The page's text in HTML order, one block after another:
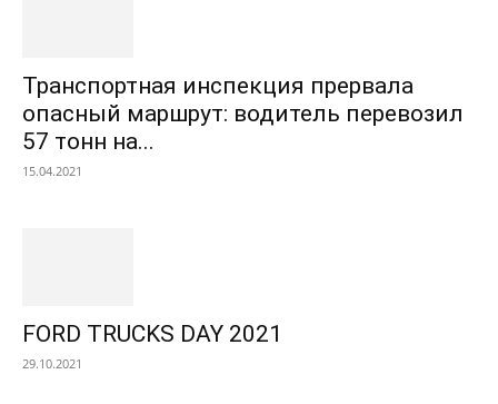
Транспортная инспекция прервала
опасный маршрут: водитель перевозил
57 тонн на...
15.04.2021
FORD TRUCKS DAY 2021
29.10.2021